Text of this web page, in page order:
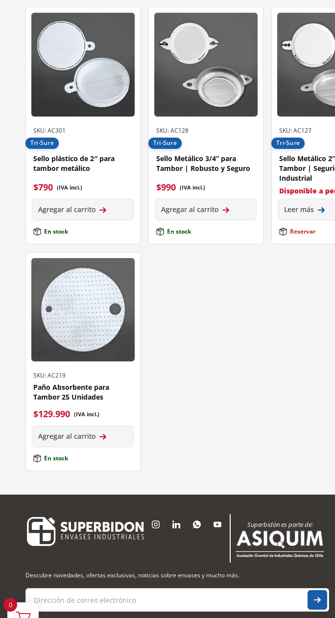
SKU: AC301
Tri-Sure
Sello plástico de 2″ para
tambor metálico
$790 (IVA incl.)
Agregar al carrito
En stock
SKU: AC128
Tri-Sure
Sello Metálico 3/4” para
Tambor | Robusto y Seguro
$990 (IVA incl.)
Agregar al carrito
En stock
SKU: AC127
Tri-Sure
Sello Metálico
Tambor |
Industrial
Disponible a
Leer más
Reservar
SKU: AC219
Paño Absorbente para
Tambor 25 Unidades
$129.990 (IVA incl.)
Agregar al carrito
En stock
Superbidón es parte de:
Descubre novedades, ofertas exclusivas, noticias sobre envases y mucho más.
0